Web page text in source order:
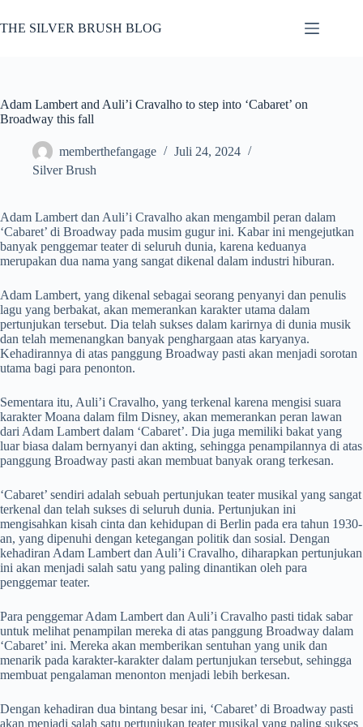
to
content
THE SILVER BRUSH BLOG
Adam Lambert and Auli’i Cravalho to step into ‘Cabaret’ on
Broadway this fall
memberthefangage
Juli 24, 2024
Silver Brush
Adam Lambert dan Auli’i Cravalho akan mengambil peran dalam
‘Cabaret’ di Broadway pada musim gugur ini. Kabar ini mengejutkan
banyak penggemar teater di seluruh dunia, karena keduanya
merupakan dua nama yang sangat dikenal dalam industri hiburan.
Adam Lambert, yang dikenal sebagai seorang penyanyi dan penulis
lagu yang berbakat, akan memerankan karakter utama dalam
pertunjukan tersebut. Dia telah sukses dalam karirnya di dunia musik
dan telah memenangkan banyak penghargaan atas karyanya.
Kehadirannya di atas panggung Broadway pasti akan menjadi sorotan
utama bagi para penonton.
Sementara itu, Auli’i Cravalho, yang terkenal karena mengisi suara
karakter Moana dalam film Disney, akan memerankan peran lawan
dari Adam Lambert dalam ‘Cabaret’. Dia juga memiliki bakat yang
luar biasa dalam bernyanyi dan akting, sehingga penampilannya di atas
panggung Broadway pasti akan membuat banyak orang terkesan.
‘Cabaret’ sendiri adalah sebuah pertunjukan teater musikal yang sangat
terkenal dan telah sukses di seluruh dunia. Pertunjukan ini
mengisahkan kisah cinta dan kehidupan di Berlin pada era tahun 1930-
an, yang dipenuhi dengan ketegangan politik dan sosial. Dengan
kehadiran Adam Lambert dan Auli’i Cravalho, diharapkan pertunjukan
ini akan menjadi salah satu yang paling dinantikan oleh para
penggemar teater.
Para penggemar Adam Lambert dan Auli’i Cravalho pasti tidak sabar
untuk melihat penampilan mereka di atas panggung Broadway dalam
‘Cabaret’ ini. Mereka akan memberikan sentuhan yang unik dan
menarik pada karakter-karakter dalam pertunjukan tersebut, sehingga
membuat pengalaman menonton menjadi lebih berkesan.
Dengan kehadiran dua bintang besar ini, ‘Cabaret’ di Broadway pasti
akan menjadi salah satu pertunjukan teater musikal yang paling sukses